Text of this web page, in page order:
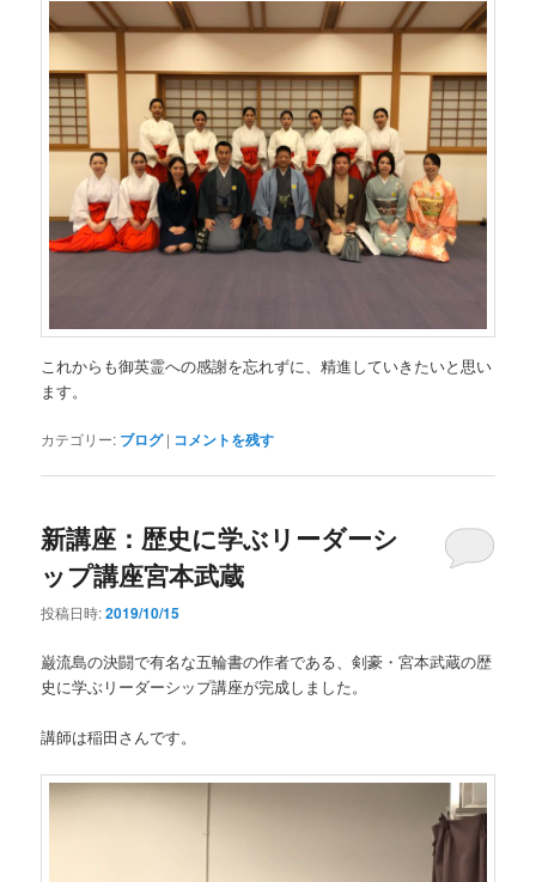
これからも御英霊への感謝を忘れずに、精進していきたいと思い
ます。
カテゴリー: ブログ | コメントを残す
新講座：歴史に学ぶリーダーシ
ップ講座宮本武蔵
投稿日時:2019/10/15
巌流島の決闘で有名な五輪書の作者である、剣豪・宮本武蔵の歴
史に学ぶリーダーシップ講座が完成しました。
講師は稲田さんです。